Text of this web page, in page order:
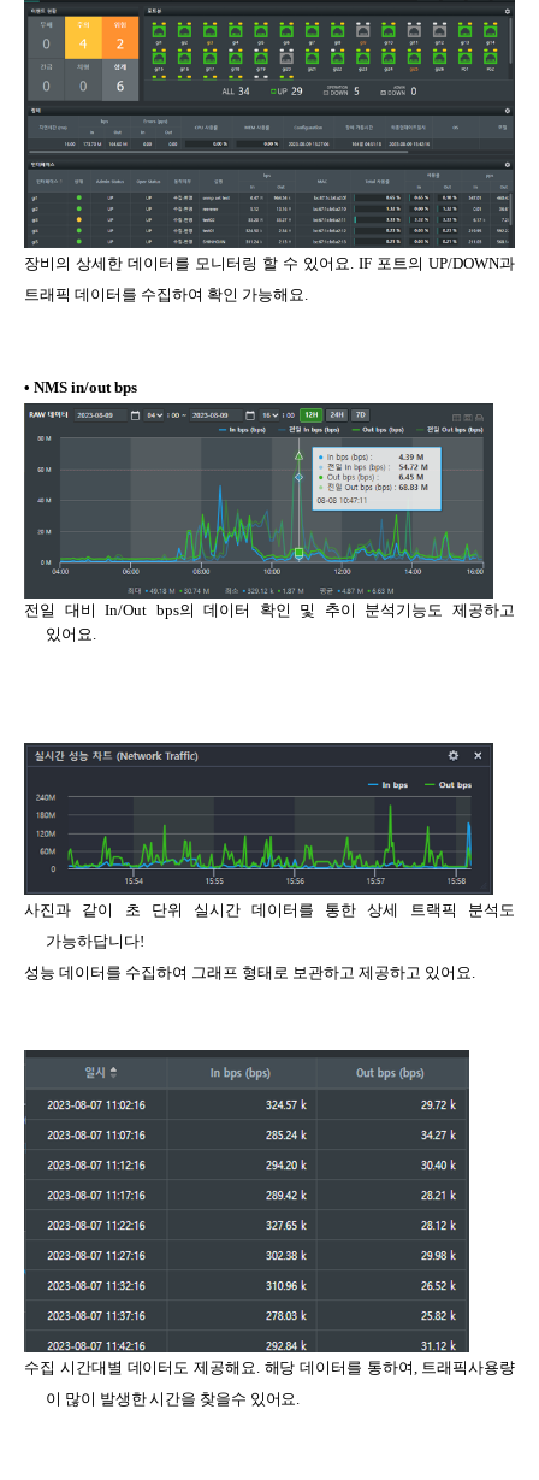
장비의 상세한 데이터를 모니터링 할 수 있어요. IF 포트의 UP/DOWN과
트래픽 데이터를 수집하여 확인 가능해요.
• NMS in/out bps
전일 대비 In/Out bps의 데이터 확인 및 추이 분석기능도 제공하고
있어요.
사진과 같이 초 단위 실시간 데이터를 통한 상세 트랙픽 분석도
가능하답니다!
성능 데이터를 수집하여 그래프 형태로 보관하고 제공하고 있어요.
수집 시간대별 데이터도 제공해요. 해당 데이터를 통하여, 트래픽사용량
이 많이 발생한 시간을 찾을수 있어요.